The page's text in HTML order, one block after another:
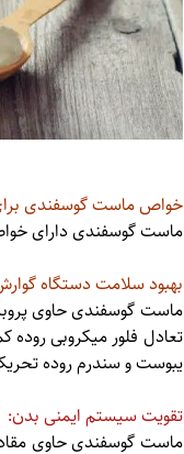
خواص ماست گوسفندی
ماست گوسفندی دارای
بهبود سلامت دستگاه
ماست گوسفندی حاوی
تعادل فلور میکروبی
یبوست و سندرم روده
تقویت سیستم ایمنی بدن: